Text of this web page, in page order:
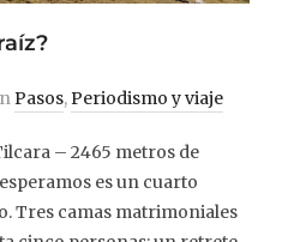
Pasos,Periodismo y viaje
– 2465 metros de
es un cuarto
Tres camas matrimoniales